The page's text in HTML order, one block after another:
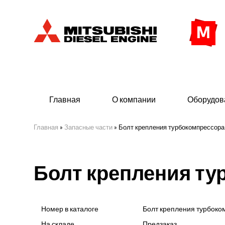
Главная О компании
- Индустриального исполнения
- ДГУ
-
(380
Главная » Запасные части » Болт крепления турбокомпрессора
Болт крепления
Номер в каталоге
Болт крепления